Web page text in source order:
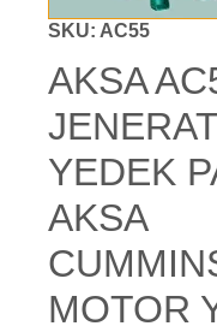
SKU: AC55
AKSA
YEDEK
AKSA
MOTOR